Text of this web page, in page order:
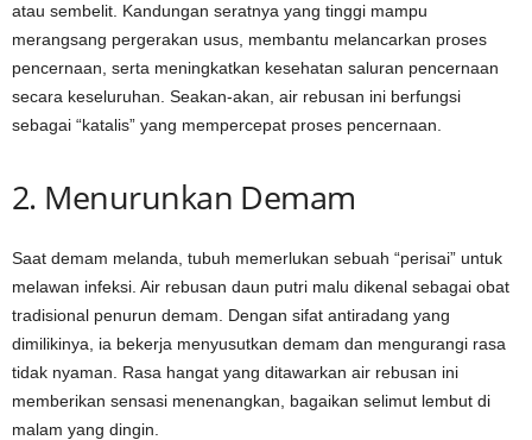
atau sembelit. Kandungan seratnya yang tinggi mampu
merangsang pergerakan usus, membantu melancarkan proses
pencernaan, serta meningkatkan kesehatan saluran pencernaan
secara keseluruhan. Seakan-akan, air rebusan ini berfungsi
sebagai “katalis” yang mempercepat proses pencernaan.
2. Menurunkan Demam
Saat demam melanda, tubuh memerlukan sebuah “perisai” untuk
melawan infeksi. Air rebusan daun putri malu dikenal sebagai obat
tradisional penurun demam. Dengan sifat antiradang yang
dimilikinya, ia bekerja menyusutkan demam dan mengurangi rasa
tidak nyaman. Rasa hangat yang ditawarkan air rebusan ini
memberikan sensasi menenangkan, bagaikan selimut lembut di
malam yang dingin.